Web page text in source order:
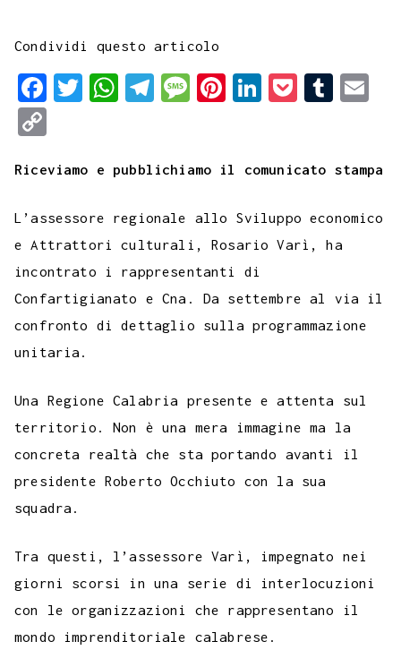
Condividi questo articolo
F
e
o
o
T
t
e
r
W
t
A
p
p
T
e
r
a
m
M
s
g
e
P
t
r
e
t
L
k
d
I
k
t
T
b
r
i
p
L
i
n
k
Riceviamo e pubblichiamo il comunicato stampa
L’assessore regionale allo Sviluppo economico
e Attrattori culturali, Rosario Varì, ha
incontrato i rappresentanti di
Confartigianato e Cna. Da settembre al via il
confronto di dettaglio sulla programmazione
unitaria.
Una Regione Calabria presente e attenta sul
territorio. Non è una mera immagine ma la
concreta realtà che sta portando avanti il
presidente Roberto Occhiuto con la sua
squadra.
Tra questi, l’assessore Varì, impegnato nei
giorni scorsi in una serie di interlocuzioni
con le organizzazioni che rappresentano il
mondo imprenditoriale calabrese.